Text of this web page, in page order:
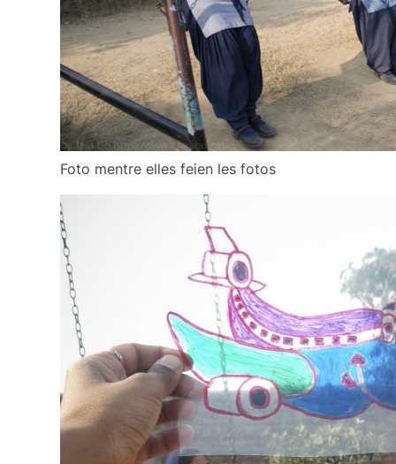
Foto mentre elles feien les fotos